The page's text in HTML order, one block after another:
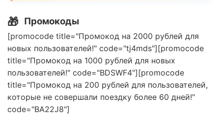
🎁 Промокоды
[promocode title="Промокод на 2000 рублей для
новых пользователей!" code="tj4mds"][promocode
title="Промокод на 1000 рублей для новых
пользователей!" code="BDSWF4"][promocode
title="Промокод на 200 рублей для пользователей,
которые не совершали поездку более 60 дней!"
code="BA22J8"]